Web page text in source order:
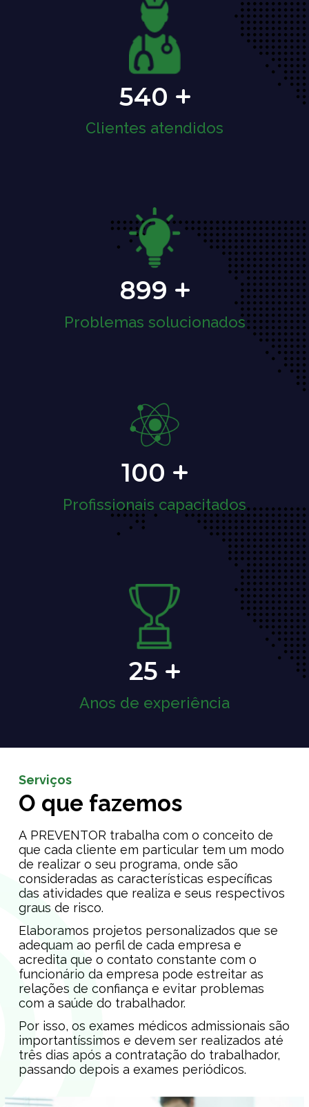
540
Clientes atendidos
899
Problemas solucionados
100
Profissionais capacitados
25
Anos de experiência
Serviços
O que fazemos
A PREVENTOR trabalha com o conceito de
que cada cliente em particular tem um modo
de realizar o seu programa, onde são
consideradas as características específicas
das atividades que realiza e seus respectivos
graus de risco.
Elaboramos projetos personalizados que se
adequam ao perfil de cada empresa e
acredita que o contato constante com o
funcionário da empresa pode estreitar as
relações de confiança e evitar problemas
com a saúde do trabalhador.
Por isso, os exames médicos admissionais são
importantíssimos e devem ser realizados até
três dias após a contratação do trabalhador,
passando depois a exames periódicos.